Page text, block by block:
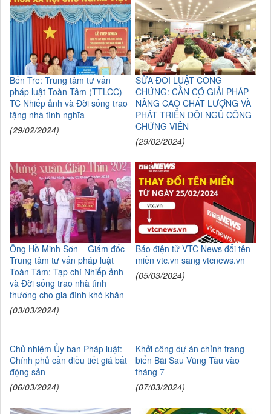
Bến Tre: Trung tâm tư vấn
pháp luật Toàn Tâm (TTLCC) –
TC Nhiếp ảnh và Đời sống trao
tặng nhà tình nghĩa
(29/02/2024)
SỬA ĐỔI LUẬT CÔNG
CHỨNG: CẦN CÓ GIẢI PHÁP
NÂNG CAO CHẤT LƯỢNG VÀ
PHÁT TRIỂN ĐỘI NGŨ CÔNG
CHỨNG VIÊN
(29/02/2024)
Ông Hồ Minh Sơn – Giám đốc
Trung tâm tư vấn pháp luật
Toàn Tâm; Tạp chí Nhiếp ảnh
và Đời sống trao nhà tình
thương cho gia đình khó khăn
(03/03/2024)
Báo điện tử VTC News đổi tên
miền vtc.vn sang vtcnews.vn
(05/03/2024)
Chủ nhiệm Ủy ban Pháp luật:
Chính phủ cần điều tiết giá bất
động sản
(06/03/2024)
Khởi công dự án chỉnh trang
biển Bãi Sau Vũng Tàu vào
tháng 7
(07/03/2024)